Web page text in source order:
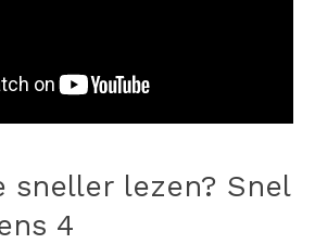
sneller lezen? Snel
4